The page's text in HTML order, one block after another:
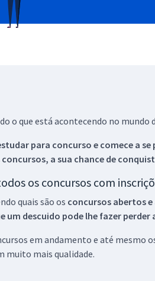
o que está acontecendo no mundo
para concurso e comece a
concursos, a sua chance de
os concursos com
quais são os concursos abertos
descuido pode lhe fazer
em andamento e até mesmo
muito mais qualidade.